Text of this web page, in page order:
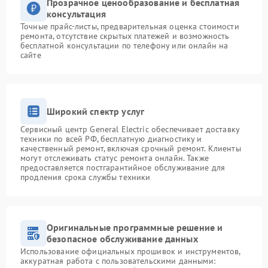
Прозрачное ценообразование и бесплатная
консультация
Точные прайс-листы, предварительная оценка стоимости
ремонта, отсутствие скрытых платежей и возможность
бесплатной консультации по телефону или онлайн на
сайте
Широкий спектр услуг
Сервисный центр General Electric обеспечивает доставку
техники по всей РФ, бесплатную диагностику и
качественный ремонт, включая срочный ремонт. Клиенты
могут отслеживать статус ремонта онлайн. Также
предоставляется постгарантийное обслуживание для
продления срока службы техники
Оригинальные программные решение и
безопасное обслуживание данных
Использование официальных прошивок и инструментов,
аккуратная работа с пользовательскими данными: